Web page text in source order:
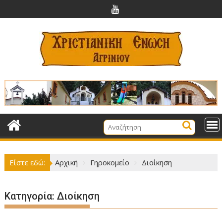
στο
περιεχόμενο
Είστε εδώ: Αρχική Γηροκομείο Διοίκηση
Κατηγορία:Διοίκηση